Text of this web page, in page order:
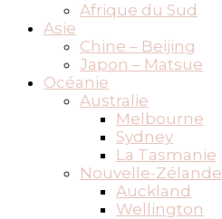
Afrique du Sud
Asie
Chine – Beijing
Japon – Matsue
Océanie
Australie
Melbourne
Sydney
La Tasmanie
Nouvelle-Zélande
Auckland
Wellington